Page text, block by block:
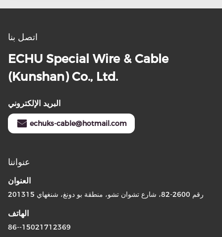
اتصل بنا
ECHU Special Wire & Cable
(Kunshan) Co., Ltd.
البريد الإلكتروني
echuks-cable@hotmail.com
عنواننا
العنوان
رقم 2600-82، شارع تشوان تشو، منطقة بو دونغ، شنغهاي 201315
الهاتف
86--15021712369